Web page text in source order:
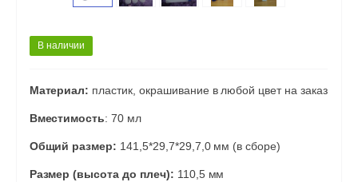
В наличии
Материал: пластик, окрашивание в любой цвет на заказ
Вместимость: 70 мл
Общий размер: 141,5*29,7*29,7,0 мм (в сборе)
Размер (высота до плеч): 110,5 мм